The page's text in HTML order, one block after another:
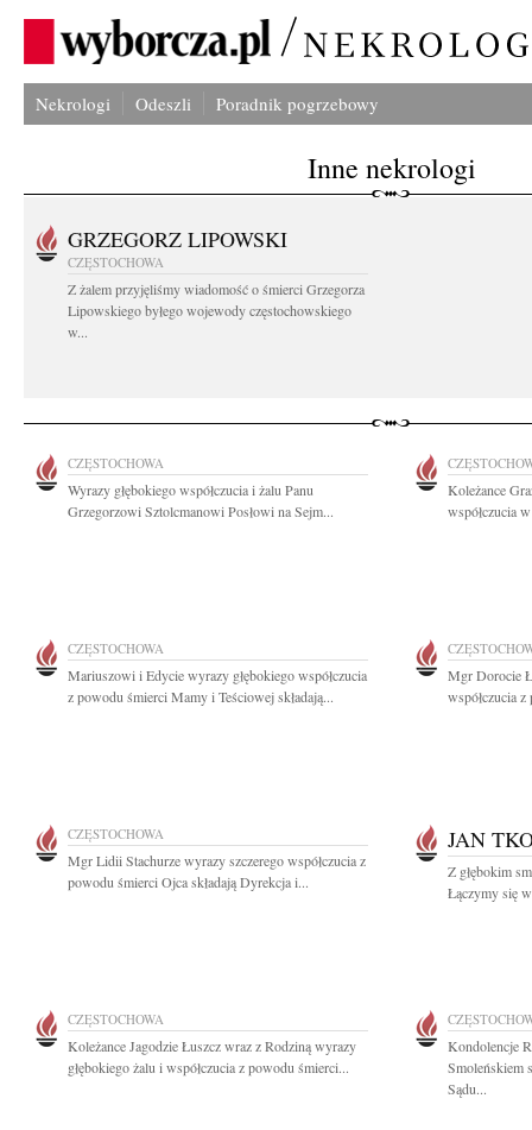
Nekrologi Odeszli Poradnik pogrzebowy
Inne nekrologi
GRZEGORZ LIPOWSKI
CZĘSTOCHOWA
Z żalem przyjęliśmy wiadomość o śmierci Grzegorza
Lipowskiego byłego wojewody częstochowskiego
w...
CZĘSTOCHOWA
Wyrazy głębokiego współczucia i żalu Panu
Grzegorzowi Sztolcmanowi Posłowi na Sejm...
Koleżance
współczucia
CZĘSTOCHOWA
Mariuszowi i Edycie wyrazy głębokiego współczucia
z powodu śmierci Mamy i Teściowej składają...
Mgr Dorocie
współczucia
CZĘSTOCHOWA
Mgr Lidii Stachurze wyrazy szczerego współczucia z
powodu śmierci Ojca składają Dyrekcja i...
JAN
Z głębokim
Łączymy się
CZĘSTOCHOWA
Koleżance Jagodzie Łuszcz wraz z Rodziną wyrazy
głębokiego żalu i współczucia z powodu śmierci...
Kondolencje
Smoleńskiem
Sądu...